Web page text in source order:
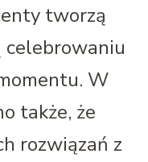
tworzą
celebrowaniu
W
także, że
rozwiązań z